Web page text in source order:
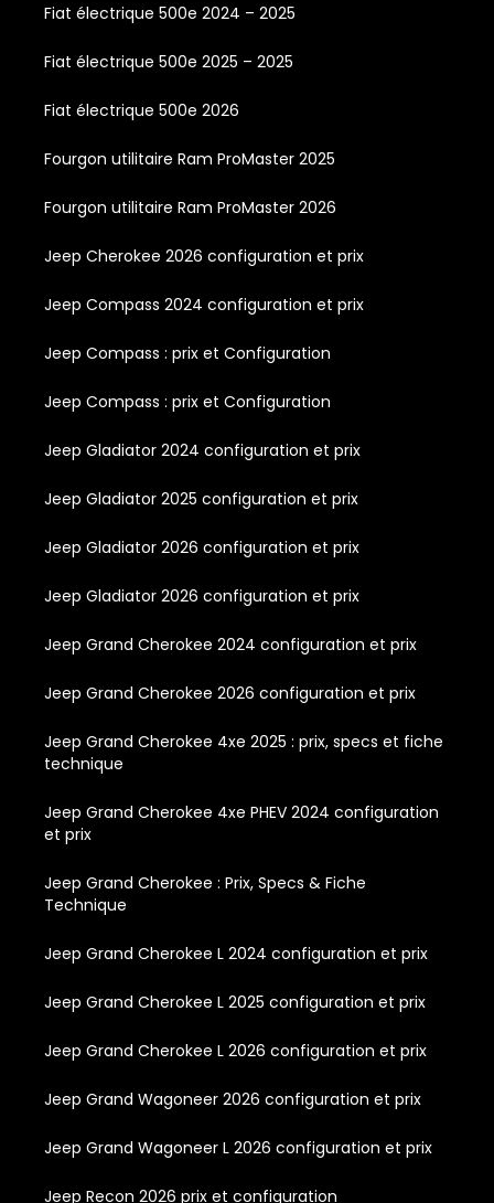
Fiat électrique 500e 2024 – 2025
Fiat électrique 500e 2025 – 2025
Fiat électrique 500e 2026
Fourgon utilitaire Ram ProMaster 2025
Fourgon utilitaire Ram ProMaster 2026
Jeep Cherokee 2026 configuration et prix
Jeep Compass 2024 configuration et prix
Jeep Compass : prix et Configuration
Jeep Compass : prix et Configuration
Jeep Gladiator 2024 configuration et prix
Jeep Gladiator 2025 configuration et prix
Jeep Gladiator 2026 configuration et prix
Jeep Gladiator 2026 configuration et prix
Jeep Grand Cherokee 2024 configuration et prix
Jeep Grand Cherokee 2026 configuration et prix
Jeep Grand Cherokee 4xe 2025 : prix, specs et fiche
technique
Jeep Grand Cherokee 4xe PHEV 2024 configuration
et prix
Jeep Grand Cherokee : Prix, Specs & Fiche
Technique
Jeep Grand Cherokee L 2024 configuration et prix
Jeep Grand Cherokee L 2025 configuration et prix
Jeep Grand Cherokee L 2026 configuration et prix
Jeep Grand Wagoneer 2026 configuration et prix
Jeep Grand Wagoneer L 2026 configuration et prix
Jeep Recon 2026 prix et configuration